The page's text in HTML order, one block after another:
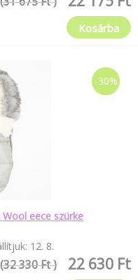
Kosárba
-30%
eece szürke
12. 8.
22 630 Ft
(32 330 Ft )